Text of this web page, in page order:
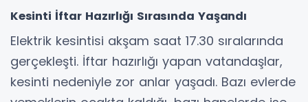
Kesinti İftar Hazırlığı Sırasında Yaşandı
Elektrik kesintisi akşam saat 17.30 sıralarında
gerçekleşti. İftar hazırlığı yapan vatandaşlar,
kesinti nedeniyle zor anlar yaşadı. Bazı evlerde